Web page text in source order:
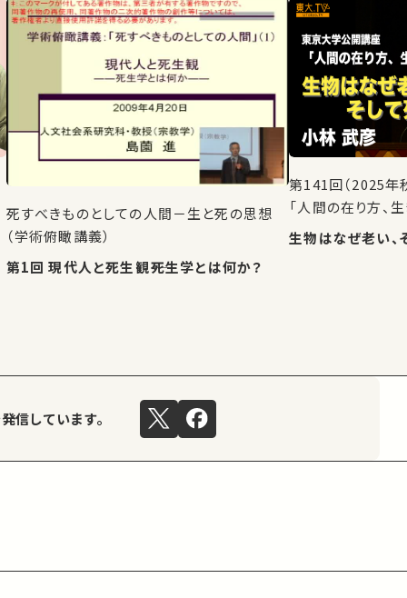
死すべきものとしての人間－生と死の思想
（学術俯瞰講義）
第1回 現代人と死生観――死生学とは何か？
第141回（2025年
「人間の在り方、
生物はなぜ老い、
信しています。